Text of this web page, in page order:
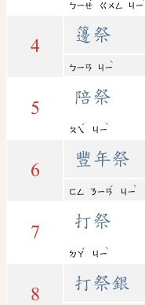
ㄅㄧㄝ ㄍㄨㄥ ㄐㄧ
4
籩祭
ㄅㄧㄢ ㄐㄧ
ˋ
5
陪祭
ㄆㄟ
ˊ
ㄐㄧ
ˋ
6
豐年祭
ㄈㄥ ㄋㄧㄢ
ˊ
ㄐㄧ
ˋ
7
打祭
ㄉㄚ
ˇ
ㄐㄧ
ˋ
8
打祭銀